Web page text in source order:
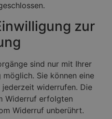
zur
sind nur mit Ihrer
Sie können eine
widerrufen. Die
Widerruf erfolgten
Widerruf unberührt.